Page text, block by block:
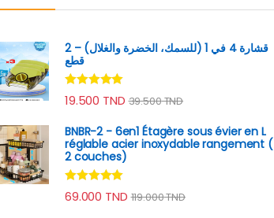
TND à 129.000 TND
قشارة 4 في 1 (للسمك، الخضرة والغلال) – 2
قطع
Note4.89
sur 5
19.500 TND 39.500TND
BNBR-2 - 6en1 Étagère sous évier en L
réglable acier inoxydable rangement (
2 couches)
Note4.79
sur 5
69.000 TND 119.000TND